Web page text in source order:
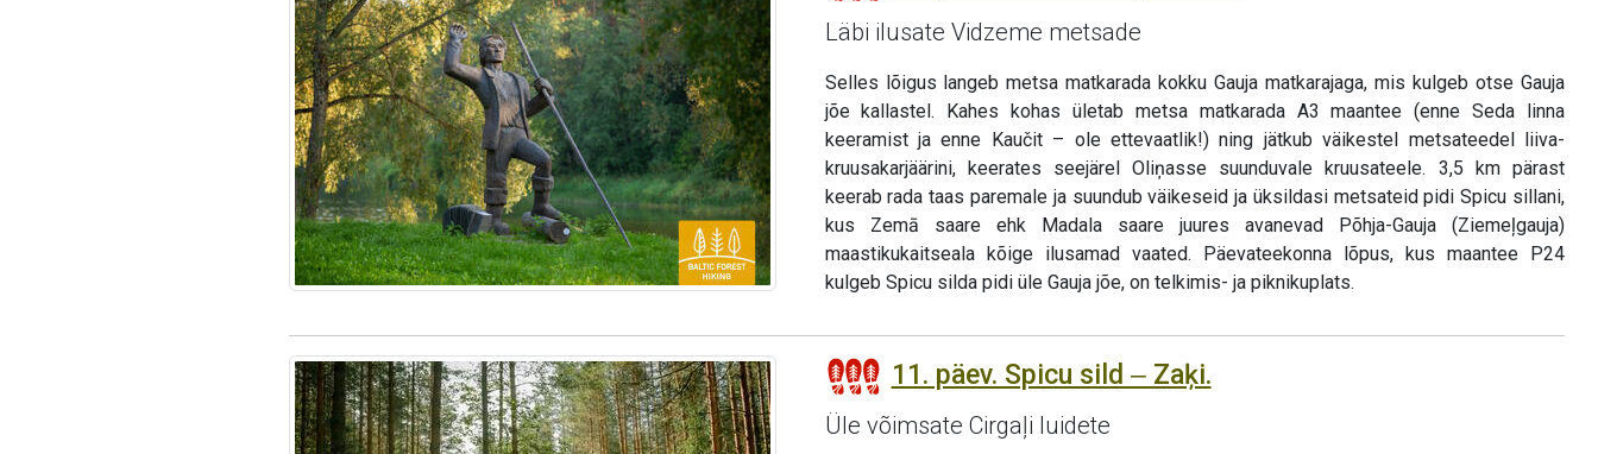
Läbi ilusate Vidzeme metsade
Selles lõigus langeb metsa matkarada kokku Gauja matkarajaga, mis kulgeb otse Gauja
jõe kallastel. Kahes kohas ületab metsa matkarada A3 maantee (enne Seda linna
keeramist ja enne Kaučit – ole ettevaatlik!) ning jätkub väikestel metsateedel liiva-
kruusakarjäärini, keerates seejärel Oliņasse suunduvale kruusateele. 3,5 km pärast
keerab rada taas paremale ja suundub väikeseid ja üksildasi metsateid pidi Spicu sillani,
kus Zemā saare ehk Madala saare juures avanevad Põhja-Gauja (Ziemeļgauja)
maastikukaitseala kõige ilusamad vaated. Päevateekonna lõpus, kus maantee P24
kulgeb Spicu silda pidi üle Gauja jõe, on telkimis- ja piknikuplats.
11. päev. Spicu sild ‒ Zaķi.
Üle võimsate Cirgaļi luidete